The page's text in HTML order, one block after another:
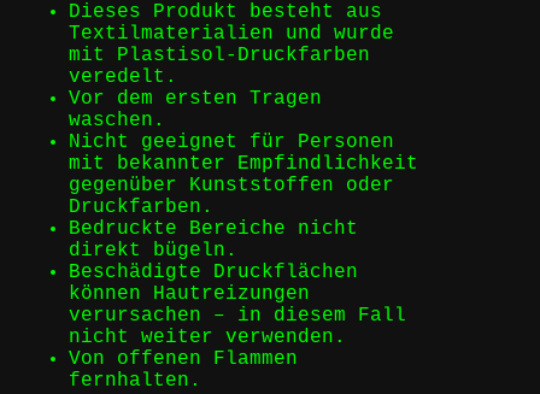
Dieses Produkt besteht aus
Textilmaterialien und wurde
mit Plastisol-Druckfarben
veredelt.
Vor dem ersten Tragen
waschen.
Nicht geeignet für Personen
mit bekannter Empfindlichkeit
gegenüber Kunststoffen oder
Druckfarben.
Bedruckte Bereiche nicht
direkt bügeln.
Beschädigte Druckflächen
können Hautreizungen
verursachen – in diesem Fall
nicht weiter verwenden.
Von offenen Flammen
fernhalten.